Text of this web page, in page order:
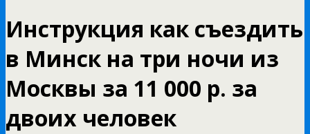
Инструкция как съездить
в Минск на три ночи из
Москвы за 11 000 р. за
двоих человек